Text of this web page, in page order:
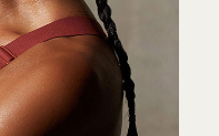
kabellos